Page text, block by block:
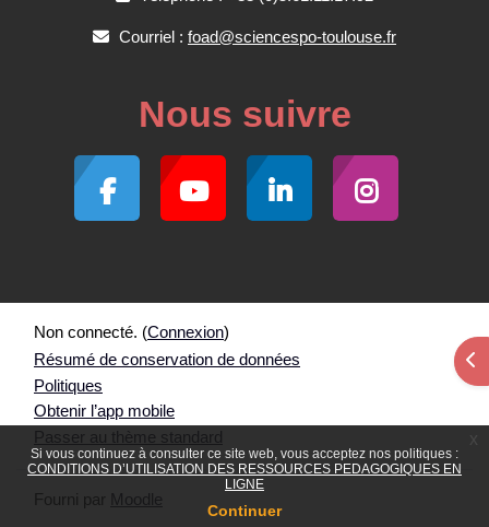
Si vous continuez à consulter ce site web, vous acceptez nos politiques :
CONDITIONS D’UTILISATION DES RESSOURCES PEDAGOGIQUES EN
LIGNE
Continuer
Courriel : foad@sciencespo-toulouse.fr
Nous suivre
Non connecté. (Connexion)
Résumé de conservation de données
Politiques
Obtenir l’app mobile
Passer au thème standard
Fourni par Moodle